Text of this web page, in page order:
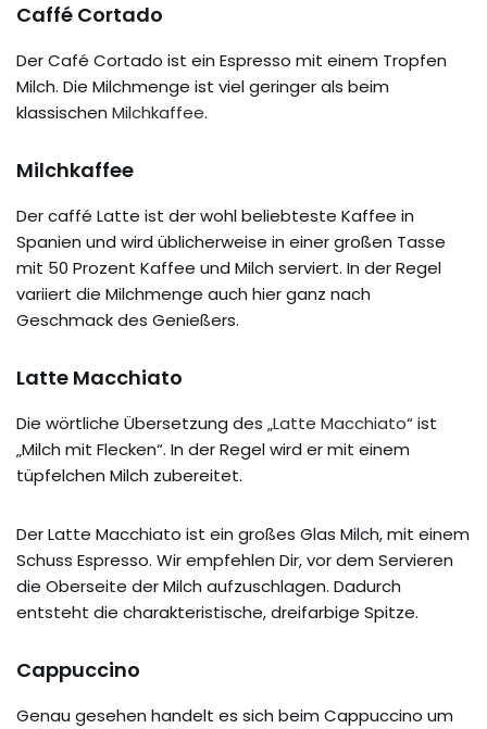
Caffé Cortado
Der Café Cortado ist ein Espresso mit einem Tropfen
Milch. Die Milchmenge ist viel geringer als beim
klassischen Milchkaffee.
Milchkaffee
Der caffé Latte ist der wohl beliebteste Kaffee in
Spanien und wird üblicherweise in einer großen Tasse
mit 50 Prozent Kaffee und Milch serviert. In der Regel
variiert die Milchmenge auch hier ganz nach
Geschmack des Genießers.
Latte Macchiato
Die wörtliche Übersetzung des „Latte Macchiato“ ist
„Milch mit Flecken“. In der Regel wird er mit einem
tüpfelchen Milch zubereitet.
Der Latte Macchiato ist ein großes Glas Milch, mit einem
Schuss Espresso. Wir empfehlen Dir, vor dem Servieren
die Oberseite der Milch aufzuschlagen. Dadurch
entsteht die charakteristische, dreifarbige Spitze.
Cappuccino
Genau gesehen handelt es sich beim Cappuccino um